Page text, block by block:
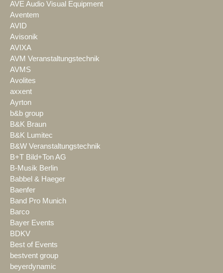
AVE Audio Visual Equipment
Aventem
AVID
Avisonik
AVIXA
AVM Veranstaltungstechnik
AVMS
Avolites
axxent
Ayrton
b&b group
B&K Braun
B&K Lumitec
B&W Veranstaltungstechnik
B+T Bild+Ton AG
B-Musik Berlin
Babbel & Haeger
Baenfer
Band Pro Munich
Barco
Bayer Events
BDKV
Best of Events
bestvent group
beyerdynamic